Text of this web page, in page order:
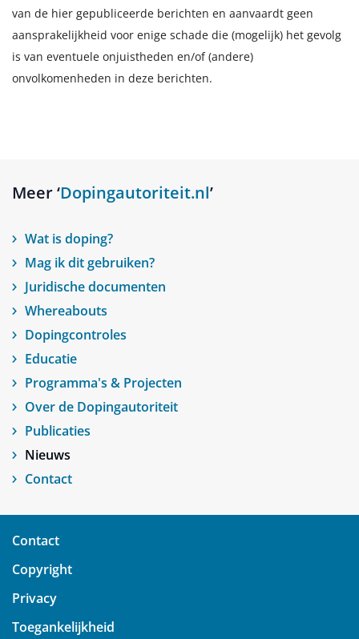
van de hier gepubliceerde berichten en aanvaardt geen
aansprakelijkheid voor enige schade die (mogelijk) het gevolg
is van eventuele onjuistheden en/of (andere)
onvolkomenheden in deze berichten.
Meer ‘Dopingautoriteit.nl’
Wat is doping?
Mag ik dit gebruiken?
Juridische documenten
Whereabouts
Dopingcontroles
Educatie
Programma's & Projecten
Over de Dopingautoriteit
Publicaties
Nieuws
Contact
Contact
Copyright
Privacy
Toegankelijkheid